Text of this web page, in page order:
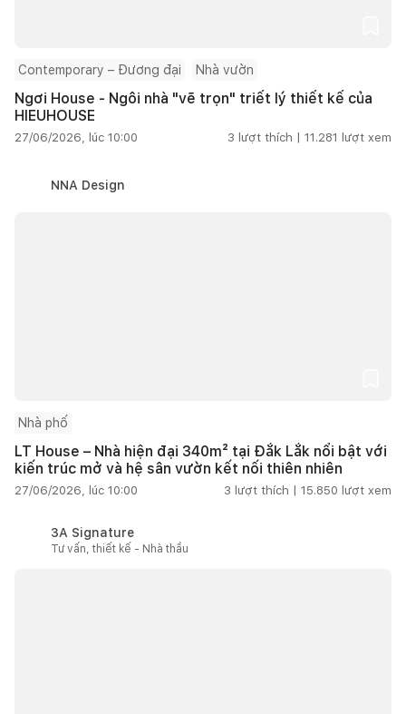
Contemporary – Đương đại Nhà vườn
Ngơi House - Ngôi nhà "vẽ trọn" triết lý thiết kế của
HIEUHOUSE
27/06/2026, lúc 10:00 3 lượt thích | 11.281 lượt xem
NNA Design
Nhà phố
LT House – Nhà hiện đại 340m² tại Đắk Lắk nổi bật với
kiến trúc mở và hệ sân vườn kết nối thiên nhiên
27/06/2026, lúc 10:00 3 lượt thích | 15.850 lượt xem
3A Signature
Tư vấn, thiết kế - Nhà thầu